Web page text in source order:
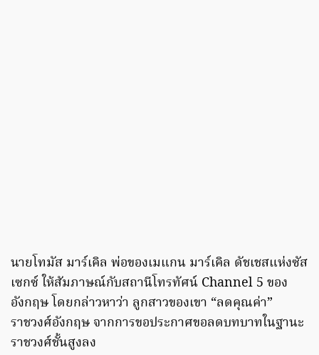
นายโทมัส มาร์เคิล พ่อของเมแกน มาร์เคิล ดัชเชสแห่งซัส
เซกซ์ ให้สัมภาษณ์กับสถานีโทรทัศน์ Channel 5 ของ
อังกฤษ โดยกล่าวหาว่า ลูกสาวของเขา “ลดคุณค่า”
ราชวงศ์อังกฤษ จากการขอประกาศขอลดบทบาทในฐานะ
ราชวงศ์ชั้นสูงลง